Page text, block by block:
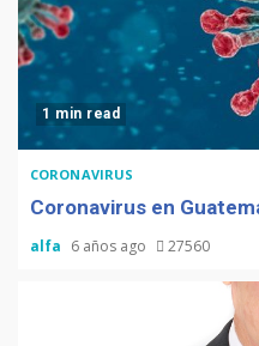
1 min read
CORONAVIRUS
Coronavirus en
alfa 6 años ago 27560